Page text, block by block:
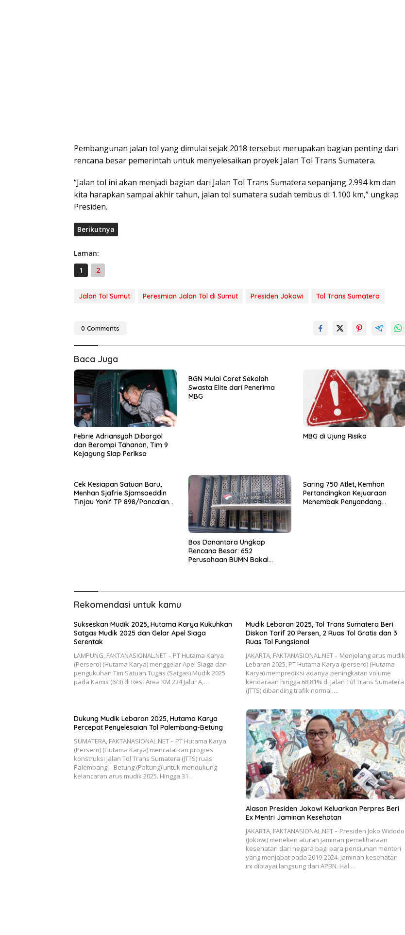
Pembangunan jalan tol yang dimulai sejak 2018 tersebut merupakan bagian penting dari
rencana besar pemerintah untuk menyelesaikan proyek Jalan Tol Trans Sumatera.
“Jalan tol ini akan menjadi bagian dari Jalan Tol Trans Sumatera sepanjang 2.994 km dan
kita harapkan sampai akhir tahun, jalan tol sumatera sudah tembus di 1.100 km,” ungkap
Presiden.
Berikutnya
Laman:
1
2
Jalan Tol Sumut Peresmian Jalan Tol di Sumut Presiden Jokowi Tol Trans Sumatera
0 Comments
Baca Juga
Febrie Adriansyah Diborgol
dan Berompi Tahanan, Tim 9
Kejagung Siap Periksa
BGN Mulai Coret Sekolah
Swasta Elite dari Penerima
MBG
MBG di Ujung Risiko
Cek Kesiapan Satuan Baru,
Menhan Sjafrie Sjamsoeddin
Tinjau Yonif TP 898/Pancalang
Bos Danantara Ungkap
Rencana Besar: 652
Perusahaan BUMN Bakal
Saring 750 Atlet, Kemhan
Pertandingkan Kejuaraan
Menembak Penyandang
Rekomendasi untuk kamu
Sukseskan Mudik 2025, Hutama Karya Kukuhkan
Satgas Mudik 2025 dan Gelar Apel Siaga
Serentak
LAMPUNG, FAKTANASIONAL.NET – PT Hutama Karya
(Persero) (Hutama Karya) menggelar Apel Siaga dan
pengukuhan Tim Satuan Tugas (Satgas) Mudik 2025
pada Kamis (6/3) di Rest Area KM 234 Jalur A,…
Mudik Lebaran 2025, Tol Trans Sumatera Beri
Diskon Tarif 20 Persen, 2 Ruas Tol Gratis dan 3
Ruas Tol Fungsional
JAKARTA, FAKTANASIONAL.NET – Menjelang arus mudik
Lebaran 2025, PT Hutama Karya (persero) (Hutama
Karya) memprediksi adanya peningkatan volume
kendaraan hingga 68,81% di Jalan Tol Trans Sumatera
(JTTS) dibanding trafik normal….
Dukung Mudik Lebaran 2025, Hutama Karya
Percepat Penyelesaian Tol Palembang-Betung
SUMATERA, FAKTANASIONAL.NET – PT Hutama Karya
(Persero) (Hutama Karya) mencatatkan progres
konstruksi Jalan Tol Trans Sumatera (JTTS) ruas
Palembang – Betung (Paltung) untuk mendukung
kelancaran arus mudik 2025. Hingga 31…
Alasan Presiden Jokowi Keluarkan Perpres Beri
Ex Mentri Jaminan Kesehatan
JAKARTA, FAKTANASIONAL.NET – Presiden Joko Widodo
(Jokowi) meneken aturan jaminan pemeliharaan
kesehatan dari negara bagi para pensiunan menteri
yang menjabat pada 2019-2024. Jaminan kesehatan
ini dibiayai langsung dari APBN. Hal…